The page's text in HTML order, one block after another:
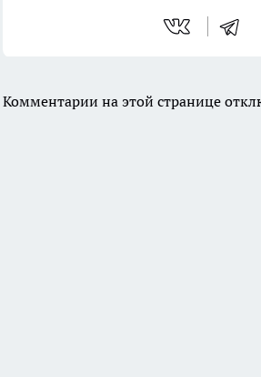
Комментарии на этой странице